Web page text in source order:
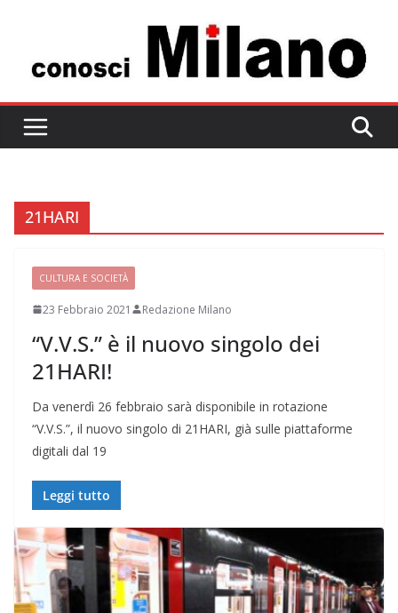
contenuto
21HARI
CULTURA E SOCIETÀ
23 Febbraio 2021 Redazione Milano
“V.V.S.” è il nuovo singolo dei
21HARI!
Da venerdì 26 febbraio sarà disponibile in rotazione
“V.V.S.”, il nuovo singolo di 21HARI, già sulle piattaforme
digitali dal 19
Leggi tutto